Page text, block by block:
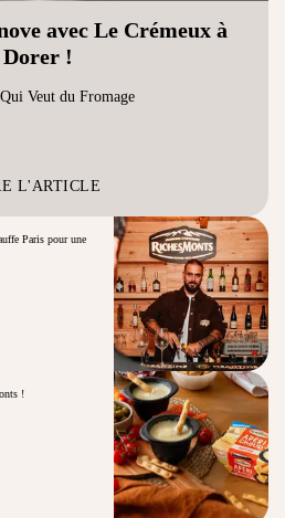
avec Le Crémeux à
Dorer !
Veut du Fromage
L'ARTICLE
Paris pour une
!